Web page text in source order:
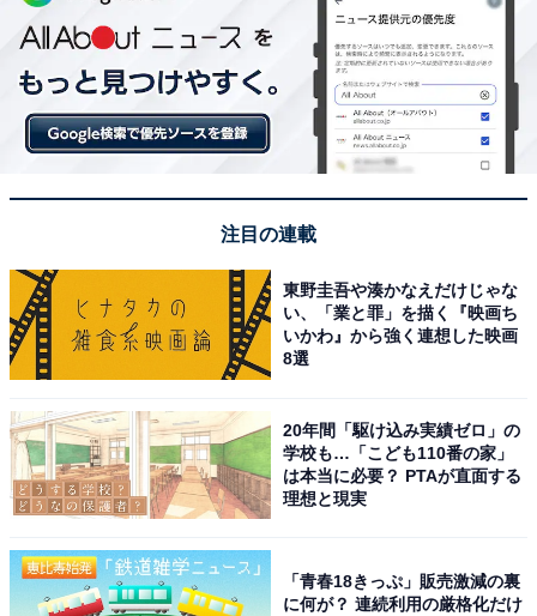
※回答者からのコメントは原文ママです
この記事の筆者：児玉 友梨 プロフィール
次ページ
8位までの全ランキング結果を見
注目の連載
東野圭吾や湊かなえだけじゃな
い、「業と罪」を描く『映画ち
いかわ』から強く連想した映画
8選
20年間「駆け込み実績ゼロ」の
学校も…「こども110番の家」
は本当に必要？ PTAが直面する
理想と現実
「青春18きっぷ」販売激減の裏
に何が？ 連続利用の厳格化だけ